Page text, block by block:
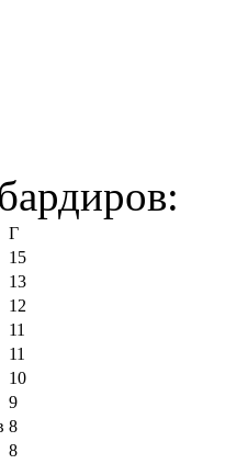
Г
15
13
12
11
11
10
9
8
8